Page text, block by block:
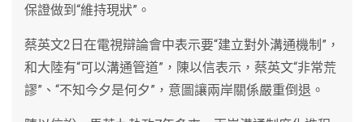
保證做到“維持現狀”。
蔡英文2日在電視辯論會中表示要“建立對外溝通機制”，
和大陸有“可以溝通管道”，陳以信表示，蔡英文“非常荒
謬”、“不知今夕是何夕”，意圖讓兩岸關係嚴重倒退。